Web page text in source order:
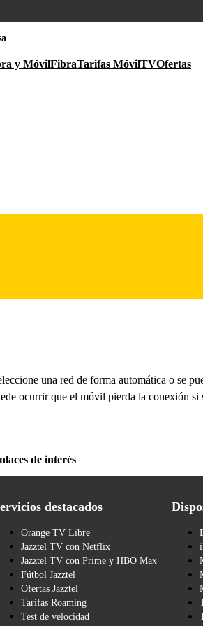
y MóvilFibraTarifas MóvilTVOfertas
una red de forma automática o se
ocurrir que el móvil pierda la conexión si
de interés
destacados
Orange TV Libre
Jazztel TV con Netflix
Jazztel TV con Prime y HBO Max
Fútbol Jazztel
Ofertas Jazztel
Tarifas Roaming
Test de velocidad